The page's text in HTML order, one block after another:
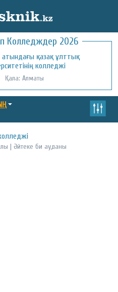
Колледждер 2026
атындағы қазақ ұлттық
колледжі
Қала: Алматы
| Әйтеке би ауданы